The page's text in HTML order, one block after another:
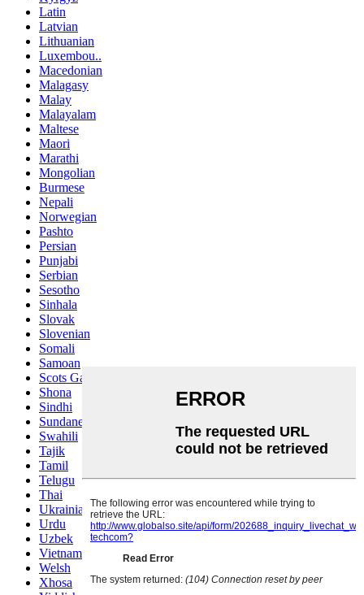
Latin
Latvian
Lithuanian
Luxembou..
Macedonian
Malagasy
Malay
Malayalam
Maltese
Maori
Marathi
Mongolian
Burmese
Nepali
Norwegian
Pashto
Persian
Punjabi
Serbian
Sesotho
Sinhala
Slovak
Slovenian
Somali
Samoan
Scots Gaelic
Shona
Sindhi
Sundanese
Swahili
Tajik
Tamil
Telugu
Thai
Ukrainian
Urdu
Uzbek
Vietnamese
Welsh
Xhosa